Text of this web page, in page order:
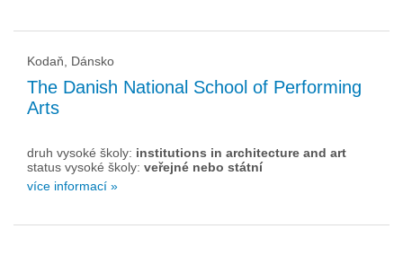
Kodaň, Dánsko
The Danish National School of Performing
Arts
druh vysoké školy: institutions in architecture and art
status vysoké školy: veřejné nebo státní
více informací »